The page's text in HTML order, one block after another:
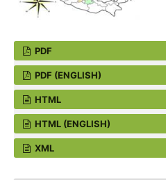
PDF
PDF (ENGLISH)
HTML
HTML (ENGLISH)
XML